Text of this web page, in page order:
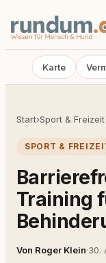
Karte
Start›Sport & Freizeit
SPORT &
Training
Von Roger Klein·30.